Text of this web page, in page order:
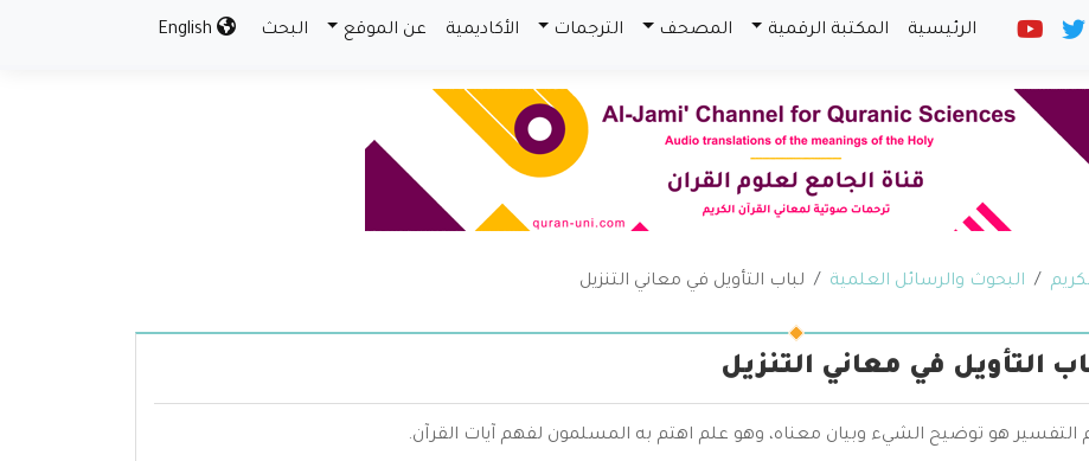
الرئيسية المكتبة الرقمية المصحف الترجمات الأكاديمية عن الموقع البحث
البحوث والرسائل العلمية لباب التأويل في معاني التنزيل
التأويل في معاني التنزيل
التفسير هو توضيح الشيء وبيان معناه، وهو علم اهتم به المسلمون لفهم آيات القرآن.